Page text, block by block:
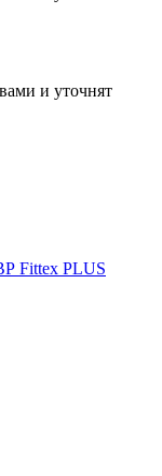
и уточнят
Fittex PLUS